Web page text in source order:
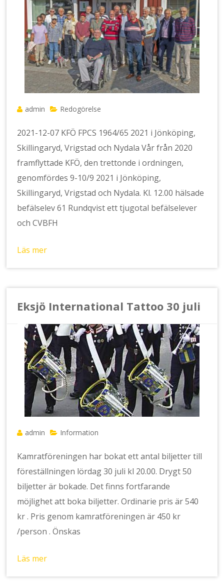
admin Redogörelse
2021-12-07 KFÖ FPCS 1964/65 2021 i Jönköping,
Skillingaryd, Vrigstad och Nydala Vår från 2020
framflyttade KFÖ, den trettonde i ordningen,
genomfördes 9-10/9 2021 i Jönköping,
Skillingaryd, Vrigstad och Nydala. Kl. 12.00 hälsade
befälselev 61 Rundqvist ett tjugotal befälselever
och CVBFH
Läs mer
Eksjö International Tattoo 30 juli
admin Information
Kamratföreningen har bokat ett antal biljetter till
föreställningen lördag 30 juli kl 20.00. Drygt 50
biljetter är bokade. Det finns fortfarande
möjlighet att boka biljetter. Ordinarie pris är 540
kr . Pris genom kamratföreningen är 450 kr
/person . Önskas
Läs mer